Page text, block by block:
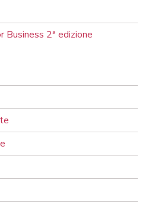
Business 2ª edizione